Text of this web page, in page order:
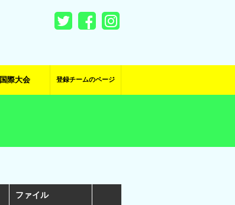
国際大会 登録チームのページ
ファイル